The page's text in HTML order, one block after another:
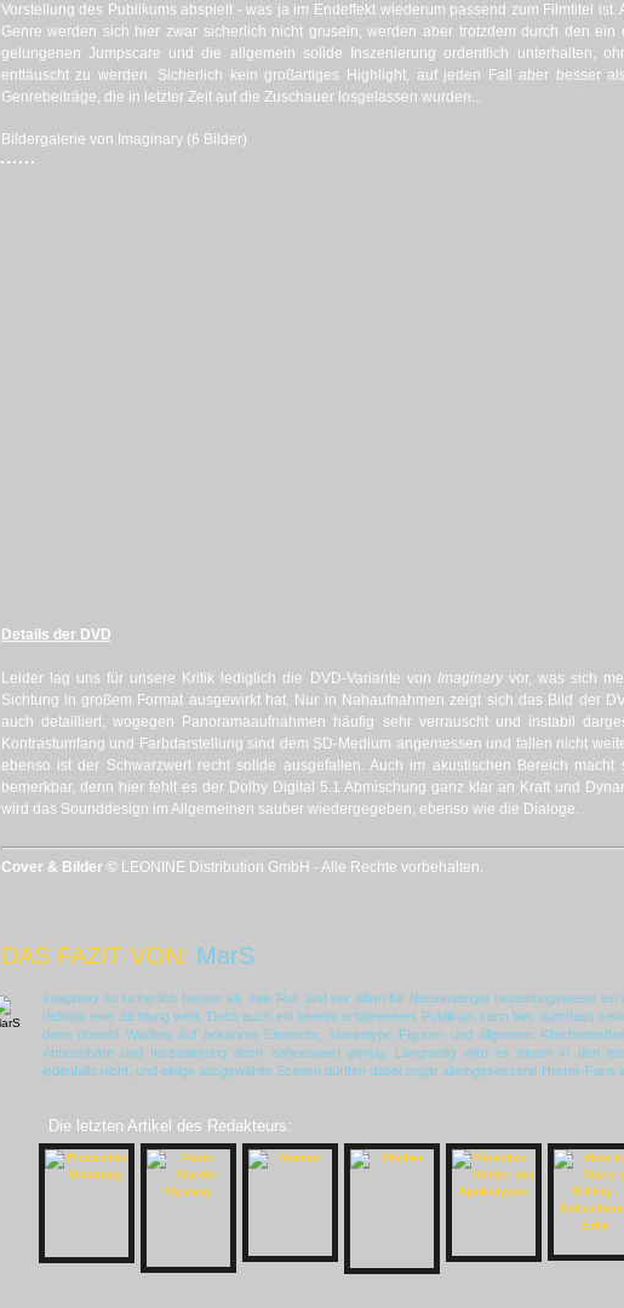
Vorstellung des Publikums abspielt - was ja im Endeffekt wiederum passend zum Filmtitel ist.
Genre werden sich hier zwar sicherlich nicht gruseln, werden aber trotzdem durch den ein
gelungenen Jumpscare und die allgemein solide Inszenierung ordentlich unterhalten,
enttäuscht zu werden. Sicherlich kein großartiges Highlight, auf jeden Fall aber besser
Genrebeiträge, die in letzter Zeit auf die Zuschauer losgelassen wurden...
Bildergalerie von Imaginary (6 Bilder)
Details der DVD
Leider lag uns für unsere Kritik lediglich die DVD-Variante von Imaginary vor, was sich
Sichtung in großem Format ausgewirkt hat. Nur in Nahaufnahmen zeigt sich das Bild der
auch detailliert, wogegen Panoramaaufnahmen häufig sehr verrauscht und instabil
Kontrastumfang und Farbdarstellung sind dem SD-Medium angemessen und fallen nicht
ebenso ist der Schwarzwert recht solide ausgefallen. Auch im akustischen Bereich macht
bemerkbar, denn hier fehlt es der Dolby Digital 5.1 Abmischung ganz klar an Kraft und
wird das Sounddesign im Allgemeinen sauber wiedergegeben, ebenso wie die Dialoge.
Cover & Bilder © LEONINE Distribution GmbH - Alle Rechte vorbehalten.
DAS FAZIT VON: MarS
Imaginary ist sicherlich besser als sein Ruf, und vor allem für Neueinsteiger beziehungsweise ein
definitiv eine Sichtung wert. Doch auch ein bereits erfahreneres Publikum kann hier durchaus
denn obwohl Wadlow auf bekannte Elemente, stereotype Figuren und allgemein
Atmosphäre und Inszenierung doch sehenswert genug. Langweilig wird es einem in den
jedenfalls nicht, und einige ausgewählte Szenen dürften dabei sogar alteingesessene Horror-Fans
Die letzten Artikel des Redakteurs: